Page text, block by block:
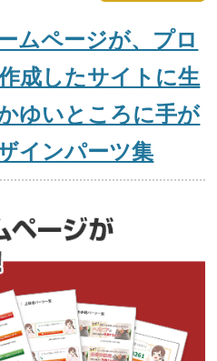
ムページが、プロ
成したサイトに生
ゆいところに手が
インパーツ集